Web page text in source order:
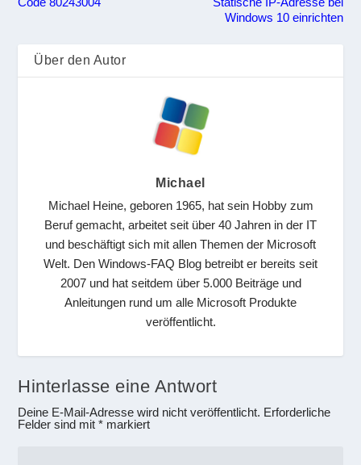
Windows 10 einrichten
Über den Autor
Michael
Michael Heine, geboren 1965, hat sein Hobby zum
Beruf gemacht, arbeitet seit über 40 Jahren in der IT
und beschäftigt sich mit allen Themen der Microsoft
Welt. Den Windows-FAQ Blog betreibt er bereits seit
2007 und hat seitdem über 5.000 Beiträge und
Anleitungen rund um alle Microsoft Produkte
veröffentlicht.
Hinterlasse eine Antwort
Deine E-Mail-Adresse wird nicht veröffentlicht. Erforderliche
Felder sind mit* markiert